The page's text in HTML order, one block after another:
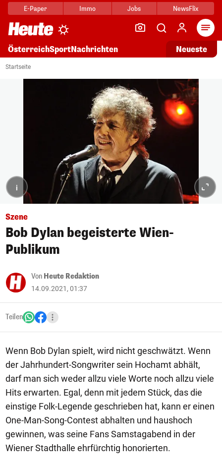
E-Paper Immo Jobs NewsFlix
ÖsterreichSportNachrichten Neueste
Startseite
i
Szene
Bob Dylan begeisterte Wien-
Publikum
Von Heute Redaktion
14.09.2021, 01:37
Teilen
Wenn Bob Dylan spielt, wird nicht geschwätzt. Wenn
der Jahrhundert-Songwriter sein Hochamt abhält,
darf man sich weder allzu viele Worte noch allzu viele
Hits erwarten. Egal, denn mit jedem Stück, das die
einstige Folk-Legende geschrieben hat, kann er einen
One-Man-Song-Contest abhalten und haushoch
gewinnen, was seine Fans Samstagabend in der
Wiener Stadthalle ehrfürchtig honorierten.